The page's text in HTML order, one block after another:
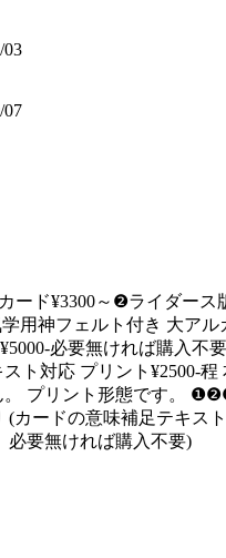
03
07
ード¥3300～❷ライダース
学用神フェルト付き 大アル
必要無ければ購入不
ト対応 プリント¥2500-程
。 プリント形態です。
(カードの意味補足テキス
必要無ければ購入不要)